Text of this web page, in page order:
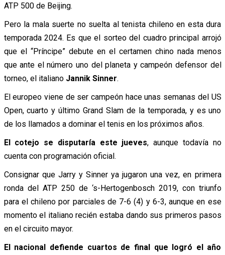
ATP 500 de Beijing.
Pero la mala suerte no suelta al tenista chileno en esta dura
temporada 2024. Es que el sorteo del cuadro principal arrojó
que el “Príncipe” debute en el certamen chino nada menos
que ante el número uno del planeta y campeón defensor del
torneo, el italianoJannik Sinner.
El europeo viene de ser campeón hace unas semanas del US
Open, cuarto y último Grand Slam de la temporada, y es uno
de los llamados a dominar el tenis en los próximos años.
El cotejo se disputaría este jueves, aunque todavía no
cuenta con programación oficial.
Consignar que Jarry y Sinner ya jugaron una vez, en primera
ronda del ATP 250 de ‘s-Hertogenbosch 2019, con triunfo
para el chileno por parciales de 7-6 (4) y 6-3, aunque en ese
momento el italiano recién estaba dando sus primeros pasos
en el circuito mayor.
El nacional defiende cuartos de final que logró el año